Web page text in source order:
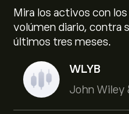
Mira los activos con
volúmen diario, contra
últimos tres meses.
WLYB
John Wiley